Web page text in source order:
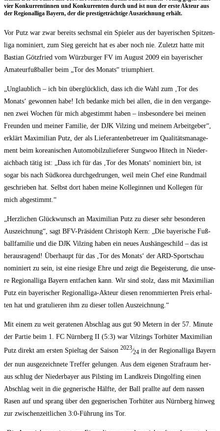
vier Kon­kur­ren­tin­nen und Kon­kur­ren­ten durch und ist nun der ers­te Akteur aus
der Regio­nal­li­ga Bay­ern, der die pres­ti­ge­träch­ti­ge Aus­zeich­nung erhält.
Vor Putz war zwar bereits sechs­mal ein Spie­ler aus der baye­ri­schen Spit­zen­
li­ga nomi­niert, zum Sieg gereicht hat es aber noch nie. Zuletzt hat­te mit
Bas­ti­an Götz­fried vom Würz­bur­ger FV im August 2009 ein baye­ri­scher
Ama­teur­fuß­bal­ler beim „Tor des Monats“ triumphiert.
„Unglaub­lich – ich bin über­glück­lich, dass ich die Wahl zum ‚Tor des
Monats‘ gewon­nen habe! Ich bedan­ke mich bei allen, die in den ver­gan­ge­
nen zwei Wochen für mich abge­stimmt haben – ins­be­son­de­re bei mei­nen
Freun­den und mei­ner Fami­lie, der DJK Vil­z­ing und mei­nem Arbeit­ge­ber“,
erklärt Maxi­mi­li­an Putz, der als Lie­fe­ran­ten­be­treu­er im Qua­li­täts­ma­nage­
ment beim korea­ni­schen Auto­mo­bil­zu­lie­fe­rer Sung­woo Hitech in Nie­der­
aich­bach tätig ist: „Dass ich für das ‚Tor des Monats‘ nomi­niert bin, ist
sogar bis nach Süd­ko­rea durch­ge­drun­gen, weil mein Chef eine Rund­mail
geschrie­ben hat. Selbst dort haben mei­ne Kol­le­gin­nen und Kol­le­gen für
mich abgestimmt.“
„Herz­li­chen Glück­wunsch an Maxi­mi­li­an Putz zu die­ser sehr beson­de­ren
Aus­zeich­nung“, sagt BFV-Prä­si­dent Chris­toph Kern: „Die baye­ri­sche Fuß­
ball­fa­mi­lie und die DJK Vil­z­ing haben ein neu­es Aus­hän­ge­schild – das ist
her­aus­ra­gend! Über­haupt für das ‚Tor des Monats‘ der ARD-Sport­schau
nomi­niert zu sein, ist eine rie­si­ge Ehre und zeigt die Begeis­te­rung, die unse­
re Regio­nal­li­ga Bay­ern ent­fa­chen kann. Wir sind stolz, dass mit Maxi­mi­li­an
Putz ein baye­ri­scher Regio­nal­li­ga-Akteur die­sen renom­mier­ten Preis erhal­
ten hat und gra­tu­lie­ren ihm zu die­ser tol­len Auszeichnung.“
Mit einem zu weit gera­te­nen Abschlag aus gut 90 Metern in der 57. Minu­te
der Par­tie beim 1. FC Nürn­berg II (5:3) war Vil­zings Tor­hü­ter Maxi­mi­li­an
Putz direkt am ers­ten Spiel­tag der Sai­son 2023⁄24 in der Regio­nal­li­ga Bay­ern
der nun aus­ge­zeich­ne­te Tref­fer gelun­gen. Aus dem eige­nen Straf­raum her­
aus schlug der Nie­der­bay­er aus Pil­s­ting im Land­kreis Din­gol­fing einen
Abschlag weit in die geg­ne­ri­sche Hälf­te, der Ball prall­te auf dem nas­sen
Rasen auf und sprang über den geg­ne­ri­schen Tor­hü­ter aus Nürn­berg hin­weg
zur zwi­schen­zeit­li­chen 3:0‑Führung ins Tor.